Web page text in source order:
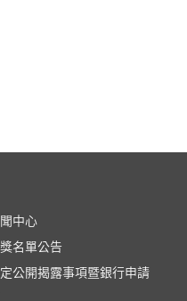
中心
名單公告
公開揭露事項暨銀行申請